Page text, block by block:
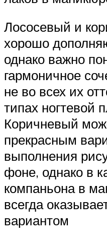
Лососевый и
хорошо
однако важно
гармоничное
не во всех их
типах ногтевой
Коричневый
прекрасным
выполнения
фоне, однако в
компаньона в
всегда
вариантом